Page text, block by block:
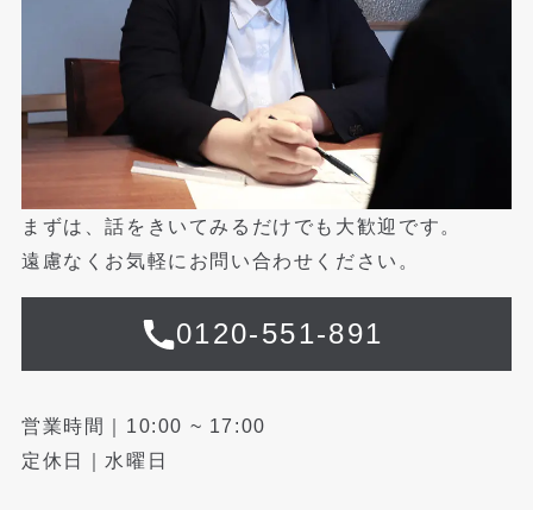
まずは、話をきいてみるだけでも大歓迎です。
遠慮なくお気軽にお問い合わせください。
0120-551-891
営業時間｜10:00 ~ 17:00
定休日｜水曜日